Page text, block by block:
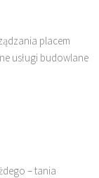
placem
usługi budowlane
– tania